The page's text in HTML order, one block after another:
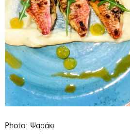
Photo: Ψαράκι